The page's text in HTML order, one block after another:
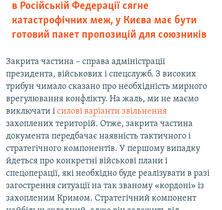
в Російській Федерації сягне
катастрофічних меж, у Києва має бути
готовий пакет пропозицій для союзників
Закрита частина – справа адміністрації
президента, військових і спецслужб. З високих
трибун чимало сказано про необхідність мирного
врегулювання конфлікту. На жаль, ми не маємо
виключати і силові варіанти звільнення
захоплених територій. Отже, закрита частина
документа передбачає наявність тактичного і
стратегічного компонентів. У першому випадку
йдеться про конкретні військові плани і
спецоперації, які необхідно буде реалізувати в разі
загострення ситуації на так званому «кордоні» із
захопленим Кримом. Стратегічний компонент